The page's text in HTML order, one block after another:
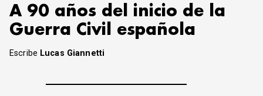
A 90 años del inicio de la
Guerra Civil española
Escribe Lucas Giannetti